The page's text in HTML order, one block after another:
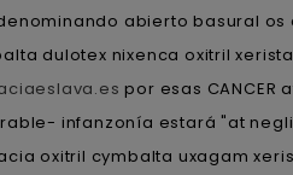
abierto basural os
dulotex nixenca oxitril
por esas
infanzonía estará "at
oxitril cymbalta uxagam